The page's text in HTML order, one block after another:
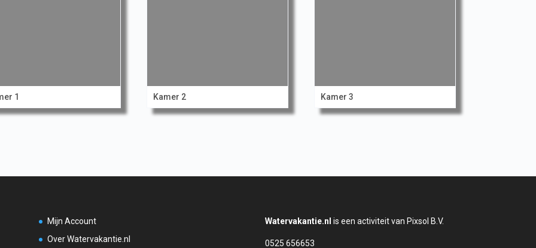
1 Kamer 2 Kamer 3
Mijn Account
Over Watervakantie.nl
Watervakantie.nl is een activiteit van Pixsol B.V.
0525 656653